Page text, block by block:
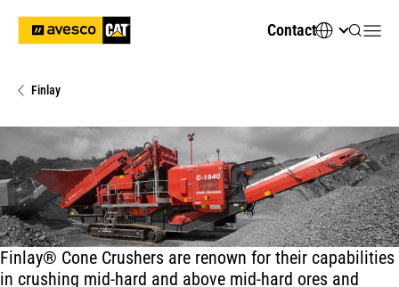
Contact
Finlay
Finlay® Cone Crushers are renown for their capabilities
in crushing mid-hard and above mid-hard ores and